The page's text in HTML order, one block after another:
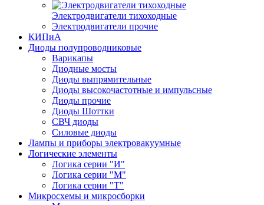
Электродвигатели тихоходные
Электродвигатели прочие
КИПиА
Диоды полупроводниковые
Варикапы
Диодные мосты
Диоды выпрямительные
Диоды высокочастотные и импульсные
Диоды прочие
Диоды Шоттки
СВЧ диоды
Силовые диоды
Лампы и приборы электровакуумные
Логические элементы
Логика серии "И"
Логика серии "М"
Логика серии "Т"
Микросхемы и микросборки